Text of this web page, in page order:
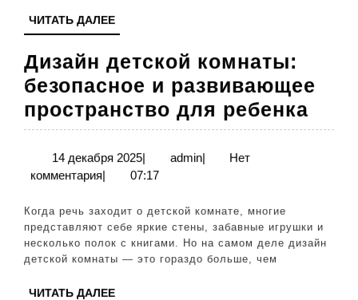
ЧИТАТЬ ДАЛЕЕЧИТАТЬ
ДАЛЕЕ
Дизайн детской комнаты:
безопасное и развивающее
пространство для ребенка
14 декабря 202514
декабря
| adminadmin
|
Нет
комментария| 07:17
Когда речь заходит о детской комнате, многие
представляют себе яркие стены, забавные игрушки и
несколько полок с книгами. Но на самом деле дизайн
детской комнаты — это гораздо больше, чем
ЧИТАТЬ ДАЛЕЕЧИТАТЬ